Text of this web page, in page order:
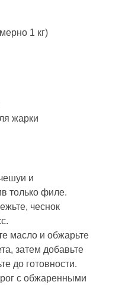
1 кг)
жарки
и
только филе.
чеснок
масло и обжарьте
затем добавьте
до готовности.
с обжаренными